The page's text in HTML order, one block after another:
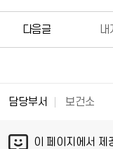
다음글
담당부서 보건소
이 페이지에서 제